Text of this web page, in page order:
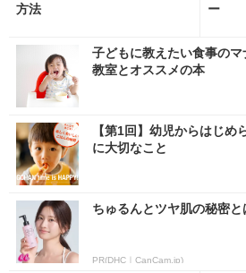
方法
ー
子どもに教えたい食事の
教室とオススメの本
【第1回】幼児からはじめ
に大切なこと
ちゅるんとツヤ肌の秘密と
PR(DHC｜CanCam.jp)